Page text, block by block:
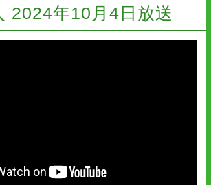
2024年10月4日放送